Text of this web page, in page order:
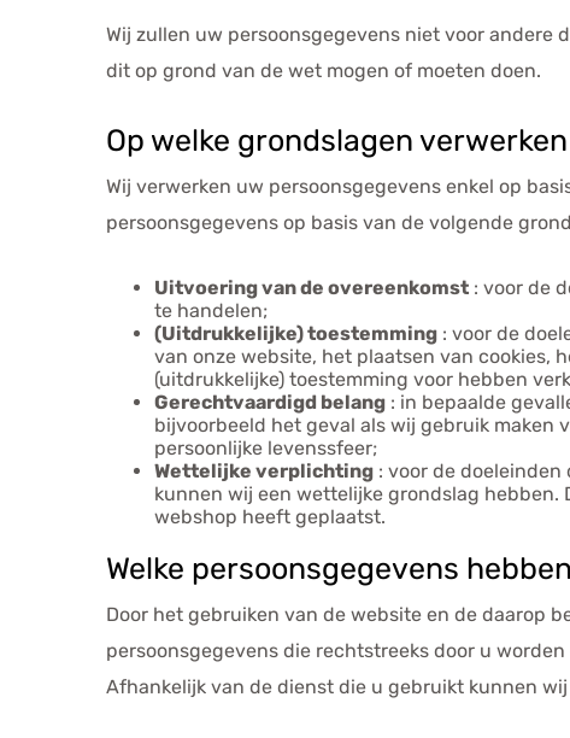
Wij zullen uw persoonsgegevens niet voor
dit op grond van de wet mogen of moeten doen.
Op welke grondslagen
Wij verwerken uw persoonsgegevens enkel op
persoonsgegevens op basis van de volgende
Uitvoering van de overeenkomst : voor de
te handelen;
(Uitdrukkelijke) toestemming : voor de
van onze website, het plaatsen van cookies,
(uitdrukkelijke) toestemming voor hebben
Gerechtvaardigd belang : in bepaalde
bijvoorbeeld het geval als wij gebruik maken
persoonlijke levenssfeer;
Wettelijke verplichting : voor de
kunnen wij een wettelijke grondslag
webshop heeft geplaatst.
Welke persoonsgegevens
Door het gebruiken van de website en de daarop
persoonsgegevens die rechtstreeks door u
Afhankelijk van de dienst die u gebruikt kunnen